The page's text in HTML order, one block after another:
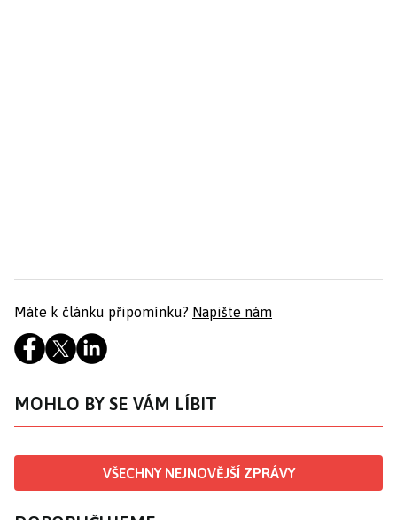
Máte k článku připomínku? Napište nám
MOHLO BY SE VÁM LÍBIT
VŠECHNY NEJNOVĚJŠÍ ZPRÁVY